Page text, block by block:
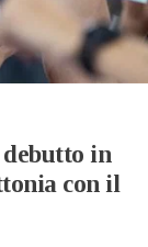
in
con il